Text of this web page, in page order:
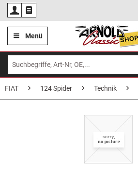
Menü
FIAT 124 Spider Technik